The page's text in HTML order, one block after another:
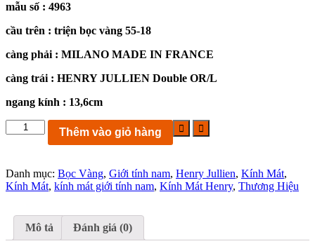
mẫu số : 4963
cầu trên : triện bọc vàng 55-18
càng phải : MILANO MADE IN FRANCE
càng trái : HENRY JULLIEN Double OR/L
ngang kính : 13,6cm
KC4963:
kính
vàng
HENRY
MILANO
Double
OR/L
Thêm vào giỏ hàng
Danh mục: Bọc Vàng, Giới tính nam, Henry Jullien, Kính Mát,
Kính Mát, kính mát giới tính nam, Kính Mát Henry, Thương Hiệu
Mô tả Đánh giá (0)